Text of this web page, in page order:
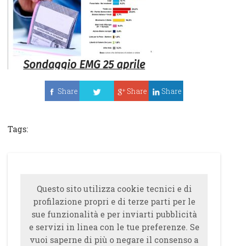
Share
Share Share
Tags:
Questo sito utilizza cookie tecnici e di
profilazione propri e di terze parti per le
sue funzionalità e per inviarti pubblicità
e servizi in linea con le tue preferenze. Se
vuoi saperne di più o negare il consenso a